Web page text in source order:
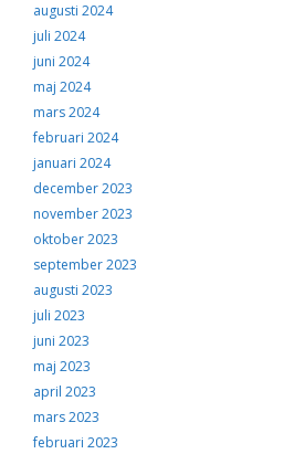
augusti 2024
juli 2024
juni 2024
maj 2024
mars 2024
februari 2024
januari 2024
december 2023
november 2023
oktober 2023
september 2023
augusti 2023
juli 2023
juni 2023
maj 2023
april 2023
mars 2023
februari 2023